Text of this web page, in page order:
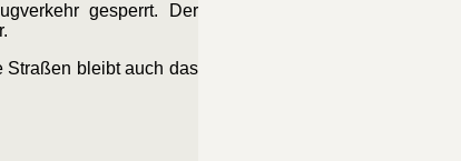
gesperrt. Der
Straßen bleibt auch das